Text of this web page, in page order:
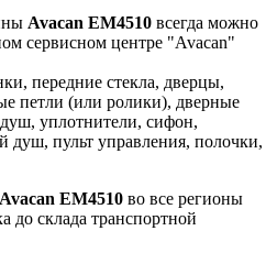
Avacan EM4510 всегда можно
сервисном центре "Avacan"
передние стекла, дверцы,
петли (или ролики), дверные
уплотнители, сифон,
душ, пульт управления, полочки,
Avacan EM4510 во все регионы
до склада транспортной